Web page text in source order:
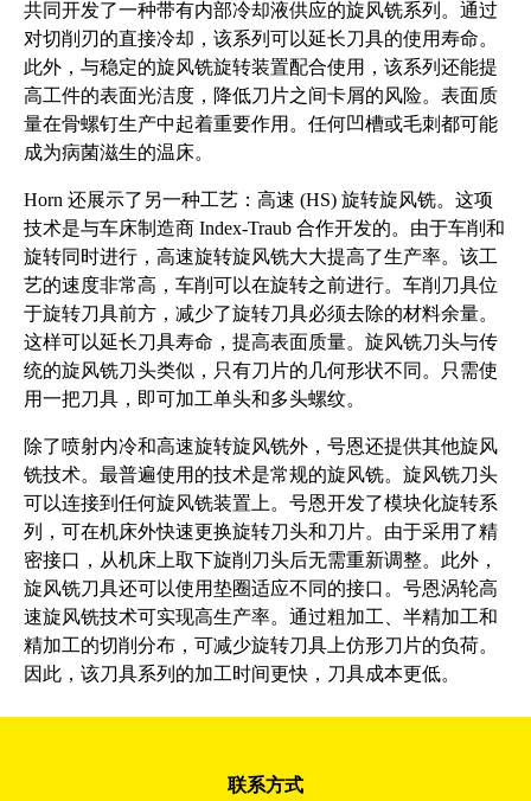
共同开发了一种带有内部冷却液供应的旋风铣系列。通过
对切削刃的直接冷却，该系列可以延长刀具的使用寿命。
此外，与稳定的旋风铣旋转装置配合使用，该系列还能提
高工件的表面光洁度，降低刀片之间卡屑的风险。表面质
量在骨螺钉生产中起着重要作用。任何凹槽或毛刺都可能
成为病菌滋生的温床。
Horn 还展示了另一种工艺：高速 (HS) 旋转旋风铣。这项
技术是与车床制造商 Index-Traub 合作开发的。由于车削和
旋转同时进行，高速旋转旋风铣大大提高了生产率。该工
艺的速度非常高，车削可以在旋转之前进行。车削刀具位
于旋转刀具前方，减少了旋转刀具必须去除的材料余量。
这样可以延长刀具寿命，提高表面质量。旋风铣刀头与传
统的旋风铣刀头类似，只有刀片的几何形状不同。只需使
用一把刀具，即可加工单头和多头螺纹。
除了喷射内冷和高速旋转旋风铣外，号恩还提供其他旋风
铣技术。最普遍使用的技术是常规的旋风铣。旋风铣刀头
可以连接到任何旋风铣装置上。号恩开发了模块化旋转系
列，可在机床外快速更换旋转刀头和刀片。由于采用了精
密接口，从机床上取下旋削刀头后无需重新调整。此外，
旋风铣刀具还可以使用垫圈适应不同的接口。号恩涡轮高
速旋风铣技术可实现高生产率。通过粗加工、半精加工和
精加工的切削分布，可减少旋转刀具上仿形刀片的负荷。
因此，该刀具系列的加工时间更快，刀具成本更低。
联系方式